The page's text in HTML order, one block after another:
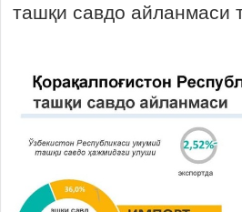
ташқи савдо айланмаси